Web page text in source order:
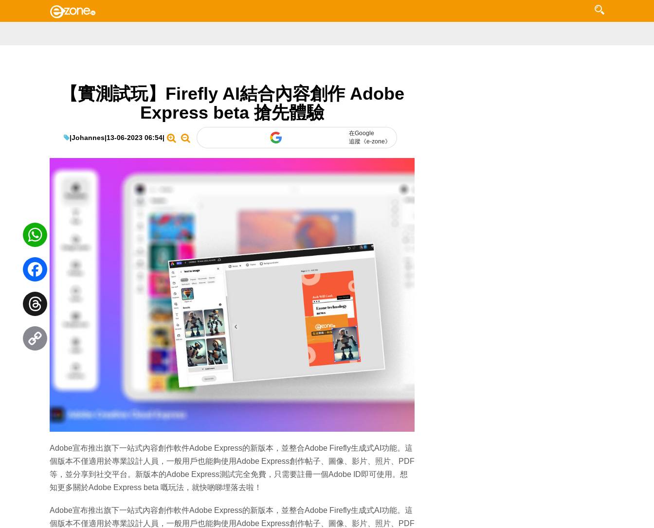
【實測試玩】Firefly AI結合內容創作 Adobe
Express beta 搶先體驗
|Johannes|13-06-2023 06:54|
在Google
追蹤《e-zone》
Adobe宣布推出旗下一站式內容創作軟件Adobe Express的新版本，並整合Adobe Firefly生成式AI功能。這
個版本不僅適用於專業設計人員，一般用戶也能夠使用Adobe Express創作帖子、圖像、影片、照片、PDF
等，並分享到社交平台。新版本的Adobe Express測試完全免費，只需要註冊一個Adobe ID即可使用。想
知更多關於Adobe Express beta 嘅玩法，就快啲睇埋落去啦！
Adobe宣布推出旗下一站式內容創作軟件Adobe Express的新版本，並整合Adobe Firefly生成式AI功能。這
個版本不僅適用於專業設計人員，一般用戶也能夠使用Adobe Express創作帖子、圖像、影片、照片、PDF
WhatsApp
Facebook
Threads